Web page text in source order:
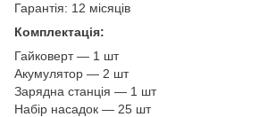
Гарантія: 12 місяців
Комплектація:
Гайковерт — 1 шт
Акумулятор — 2 шт
Зарядна станція — 1 шт
Набір насадок — 25 шт